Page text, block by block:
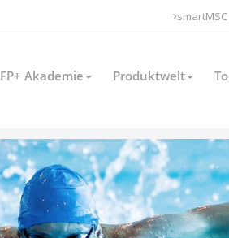
smartMSC
FP+ Akademie Produktwelt